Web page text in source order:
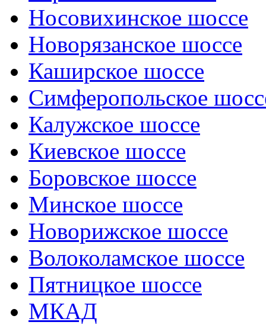
Носовихинское шоссе
Новорязанское шоссе
Каширское шоссе
Симферопольское
Калужское шоссе
Киевское шоссе
Боровское шоссе
Минское шоссе
Новорижское шоссе
Волоколамское шоссе
Пятницкое шоссе
МКАД